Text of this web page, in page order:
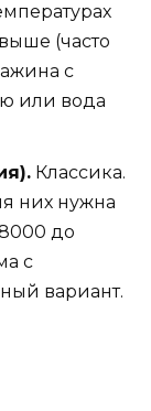
(часто
с
или вода
Классика.
них нужна
до
с
вариант.